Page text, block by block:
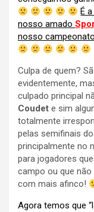
É
nosso amado
nosso
Culpa de quem?
evidentemente,
culpado principal
Coudet e sim
totalmente
pelas semifinais do
principalmente no
para jogadores
campo ou que
com mais afinco!
Agora temos que